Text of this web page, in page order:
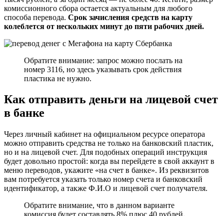
комиссионного сбора остается актуальным для любого
способа перевода. Срок зачисления средств на карту
колеблется от нескольких минут до пяти рабочих дней.
Обратите внимание: запрос можно послать на
номер 3116, но здесь указывать срок действия
пластика не нужно.
Как отправить деньги на лицевой счет
в банке
Через личный кабинет на официальном ресурсе оператора
можно отправить средства не только на банковский пластик,
но и на лицевой счет. Для подобных операций инструкция
будет довольно простой: когда вы перейдете в свой аккаунт в
меню переводов, укажите «на счет в банке». Из реквизитов
вам потребуется указать только номер счета и банковский
идентификатор, а также Ф.И.О и лицевой счет получателя.
Обратите внимание, что в данном варианте